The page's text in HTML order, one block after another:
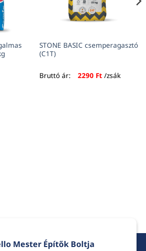
STONE BASIC csemperagasztó
(C1T)
Bruttó ár: 2290 Ft/zsák
Mester Építők Boltja